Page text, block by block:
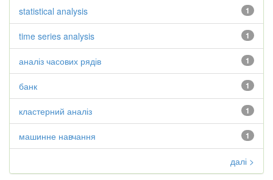
1
statistical analysis
1
time series analysis
1
аналіз часових рядів
1
банк
1
кластерний аналіз
1
машинне навчання
далі >